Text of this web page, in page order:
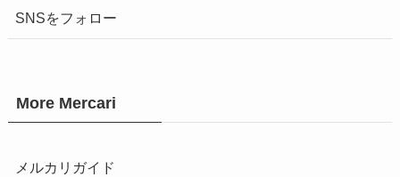
SNSをフォロー
More Mercari
メルカリガイド